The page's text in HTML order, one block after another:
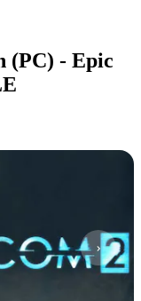
(PC) - Epic